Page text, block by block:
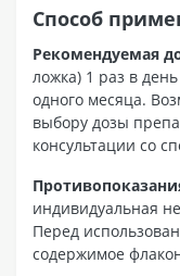
Способ
Рекомендуемая
ложка) 1 раз в
одного месяца.
выбору дозы
консультации со
индивидуальная
Перед
содержимое